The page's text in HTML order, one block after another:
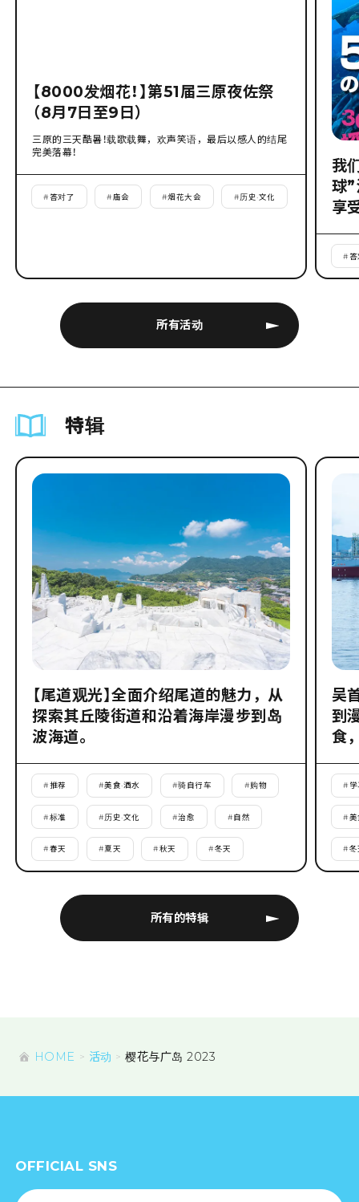
所有活动
【8000发烟花！】第51届三原夜佐祭
（8月7日至9日）
三原的三天酷暑！载歌载舞，欢声笑语，最后以感人的结尾
完美落幕！
# 答对了 #庙会 #烟花大会 #历史·文化
我
球
享
#
特辑
所有的特辑
【尾道观光】全面介绍尾道的魅力，从
探索其丘陵街道和沿着海岸漫步到岛
波海道。
#推荐 #美食·酒水 #骑自行车 #购物
#标准 #历史·文化 #治愈 #自然
#春天 #夏天 #秋天 #冬天
吴
到
食
# 学
#美
#冬
HOME 活动 樱花与广岛 2023
OFFICIAL SNS